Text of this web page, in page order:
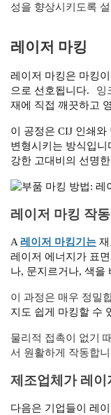
성을 향상시키도록
레이저 마킹
레이저 마킹은 마킹
으로 선호됩니다.
잉
재에 직접 깨끗하고
이 공정은 CIJ 인쇄
변형시키는 방식입니
강한 고대비의 선명
레이저 마킹 작동
A레이저 마킹기는
레이저 에너지가 표
나, 문지르거나, 색을
이 과정은 매우 정밀
지도 쉽게 마킹할 수
물리적 접촉이 없기
서 원활하게 작동합
제조업체가 레
다음은 기업들이 레